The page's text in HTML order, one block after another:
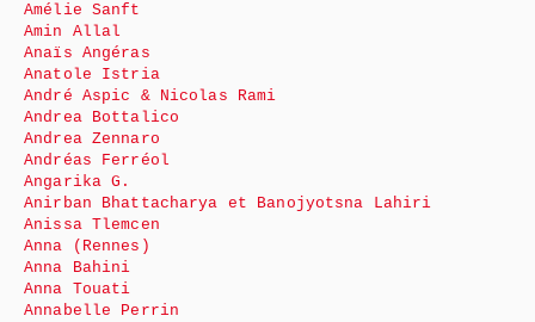
Amélie Sanft
Amin Allal
Anaïs Angéras
Anatole Istria
André Aspic & Nicolas Rami
Andrea Bottalico
Andrea Zennaro
Andréas Ferréol
Angarika G.
Anirban Bhattacharya et Banojyotsna Lahiri
Anissa Tlemcen
Anna (Rennes)
Anna Bahini
Anna Touati
Annabelle Perrin